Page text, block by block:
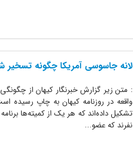
لانه جاسوسی آمریکا چگونه تسخیر
: متن زیر گزارش خبرنگار کیهان از
واقعه در روزنامه کیهان به چاپ رسیده
نفرند که عضو...